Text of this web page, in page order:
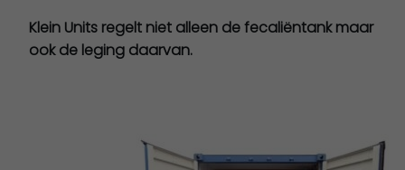
Klein Units regelt niet alleen de fecaliëntank maar
ook de leging daarvan.